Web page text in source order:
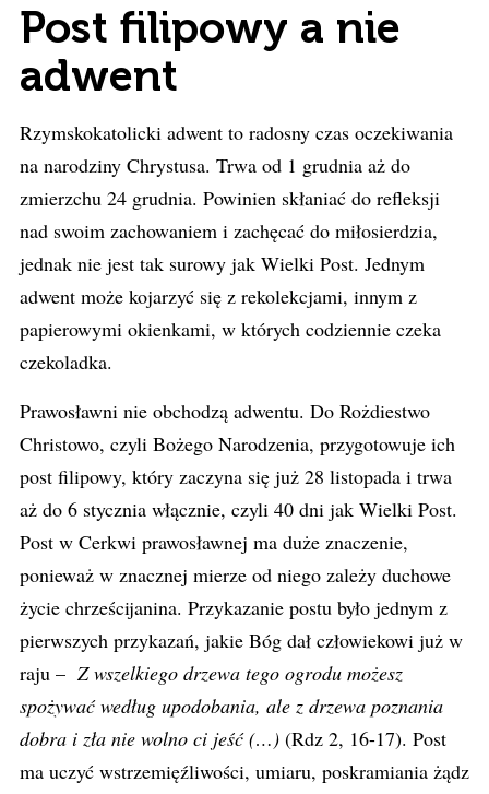
Post filipowy a nie
adwent
Rzymskokatolicki adwent to radosny czas oczekiwania
na narodziny Chrystusa. Trwa od 1 grudnia aż do
zmierzchu 24 grudnia. Powinien skłaniać do refleksji
nad swoim zachowaniem i zachęcać do miłosierdzia,
jednak nie jest tak surowy jak Wielki Post. Jednym
adwent może kojarzyć się z rekolekcjami, innym z
papierowymi okienkami, w których codziennie czeka
czekoladka.
Prawosławni nie obchodzą adwentu. Do Rożdiestwo
Christowo, czyli Bożego Narodzenia, przygotowuje ich
post filipowy, który zaczyna się już 28 listopada i trwa
aż do 6 stycznia włącznie, czyli 40 dni jak Wielki Post.
Post w Cerkwi prawosławnej ma duże znaczenie,
ponieważ w znacznej mierze od niego zależy duchowe
życie chrześcijanina. Przykazanie postu było jednym z
pierwszych przykazań, jakie Bóg dał człowiekowi już w
raju – Z wszelkiego drzewa tego ogrodu możesz
spożywać według upodobania, ale z drzewa poznania
dobra i zła nie wolno ci jeść (…) (Rdz 2, 16-17). Post
ma uczyć wstrzemięźliwości, umiaru, poskramiania żądz